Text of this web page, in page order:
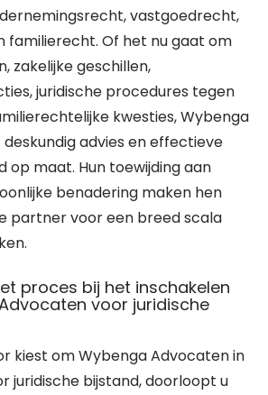
vastgoedrecht,
familierecht. Of het nu gaat om
zakelijke geschillen,
juridische procedures tegen
kwesties, Wybenga
advies en effectieve
op maat. Hun toewijding aan
benadering maken hen
partner voor een breed scala
proces bij het inschakelen
voor juridische
kiest om Wybenga Advocaten in
juridische bijstand, doorloopt u